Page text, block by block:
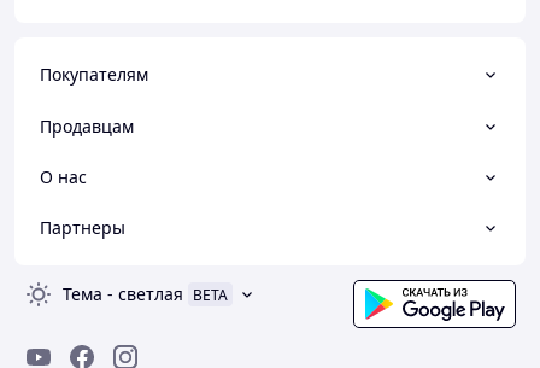
Покупателям
Продавцам
О нас
Партнеры
Тема - светлая BETA